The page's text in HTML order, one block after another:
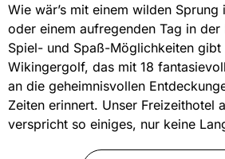
Wie wär’s mit einem wilden Sprung
oder einem aufregenden Tag in der
Spiel- und Spaß-Möglichkeiten gibt
Wikingergolf, das mit 18
an die geheimnisvollen
Zeiten erinnert. Unser Freizeithotel
verspricht so einiges, nur keine